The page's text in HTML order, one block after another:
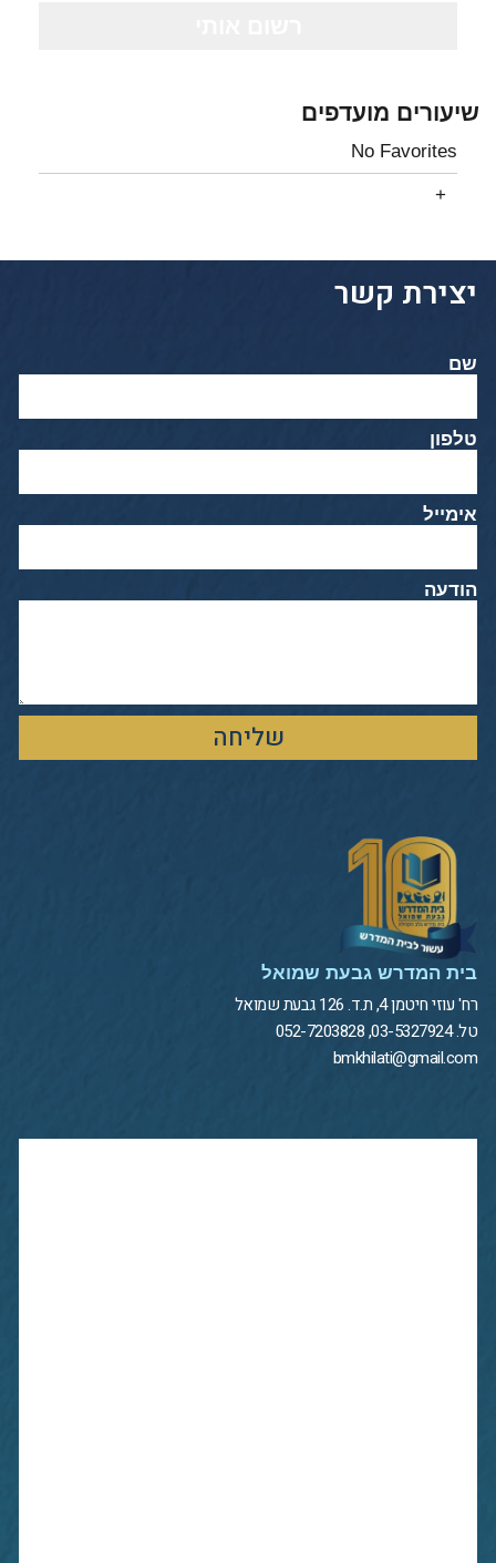
שיעורים מועדפים
No Favorites
יצירת קשר
שם
טלפון
אימייל
הודעה
שליחה
בית המדרש גבעת שמואל
רח' עוזי חיטמן 4, ת.ד. 126 גבעת שמואל
טל. 03-5327924, 052-7203828
bmkhilati@gmail.com